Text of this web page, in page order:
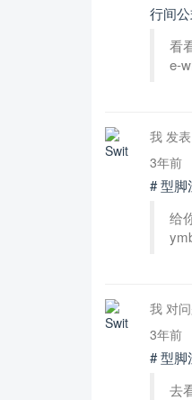
行间
看
e-
我 发
3年前
# 型脚
给
我 对
3年前
# 型脚
去